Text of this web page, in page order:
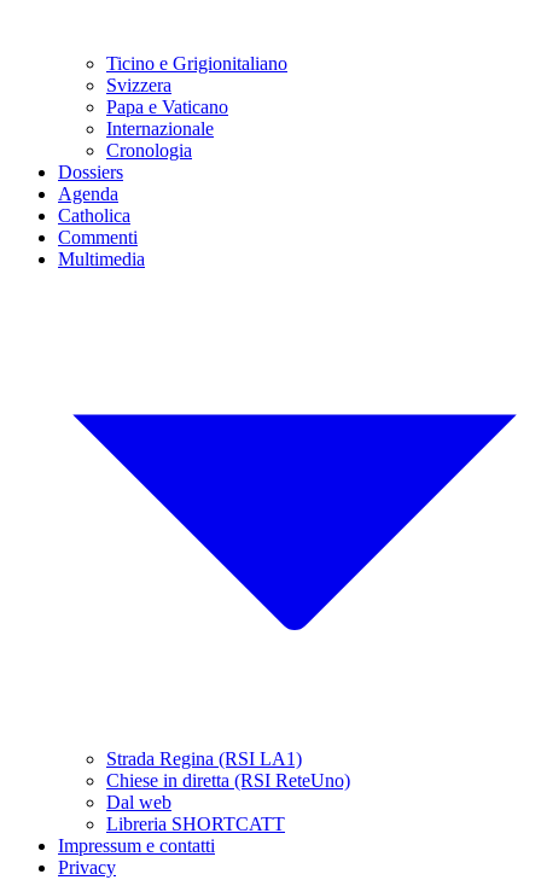
Ticino e Grigionitaliano
Svizzera
Papa e Vaticano
Internazionale
Cronologia
Dossiers
Agenda
Catholica
Commenti
Multimedia
Strada Regina (RSI LA1)
Chiese in diretta (RSI ReteUno)
Dal web
Libreria SHORTCATT
Impressum e contatti
Privacy